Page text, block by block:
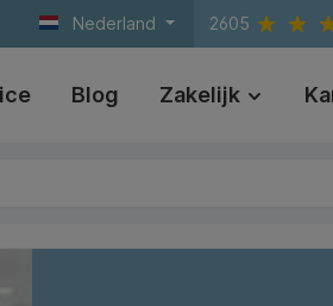
Nederland 2605
Blog Zakelijk